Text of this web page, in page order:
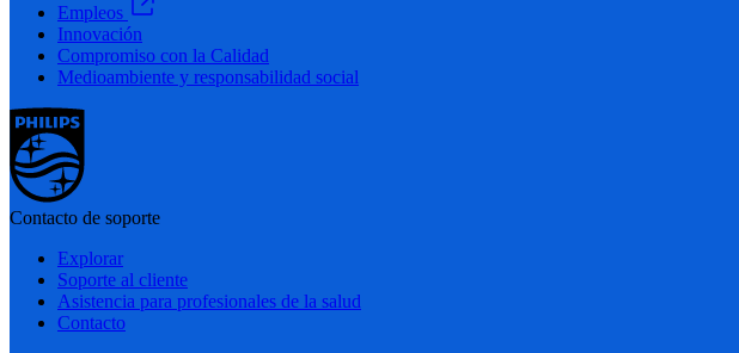
Empleos
Innovación
Compromiso con la Calidad
Medioambiente y responsabilidad social
Contacto de soporte
Explorar
Soporte al cliente
Asistencia para profesionales de la salud
Contacto